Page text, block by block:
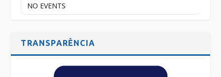
NO EVENTS
TRANSPARÊNCIA